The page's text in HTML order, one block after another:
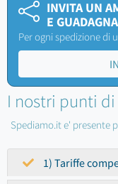
INVITA UN
E
Per ogni spedizione di
I nostri punti di
Spediamo.it e' presente
1) Tariffe